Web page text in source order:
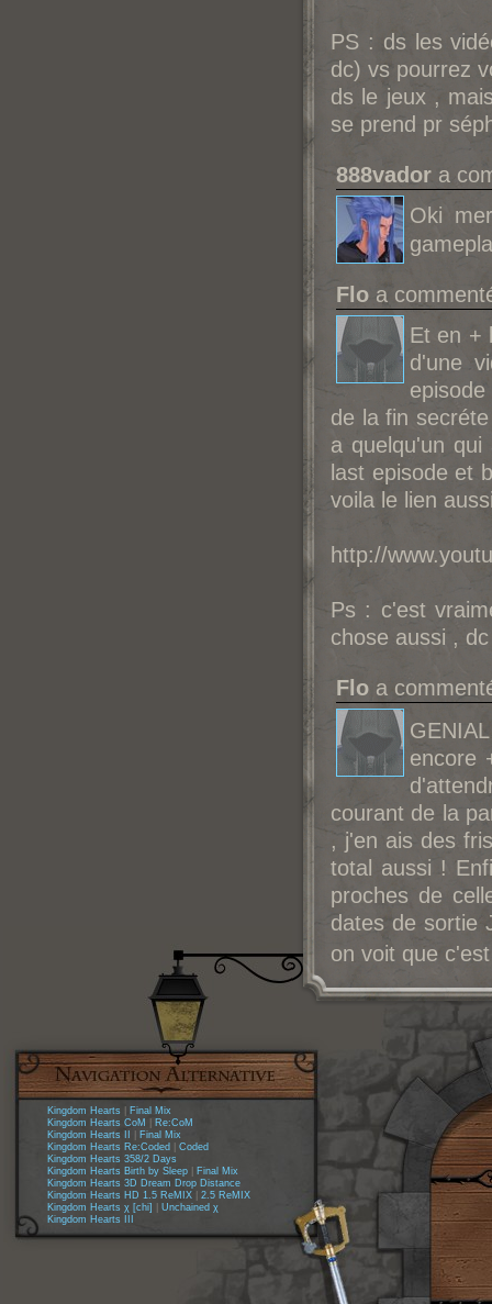
PS : ds les
dc) vs pourrez
ds le jeux ,
se prend pr
888vador a
Oki
Flo a
Et en +
d'une
de la fin
a quelqu'un
last episode et
voila le lien
http://
Ps : c'est
chose aussi ,
Flo a
encore
courant de la
, j'en ais des
total aussi !
proches de
dates de sortie
on voit que
Kingdom Hearts
Final Mix
Kingdom Hearts CoM
Re:CoM
Kingdom Hearts II
Final Mix
Kingdom Hearts Re:Coded
Coded
Kingdom Hearts 358/2 Days
Kingdom Hearts Birth by Sleep
Final Mix
Kingdom Hearts 3D Dream Drop Distance
Kingdom Hearts HD 1.5 ReMIX
2.5 ReMIX
Kingdom Hearts χ [chi]
Unchained χ
Kingdom Hearts III